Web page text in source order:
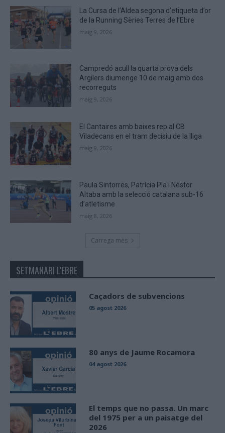
to
verify
that
you
La Cursa de l’Aldea segona d’etiqueta d’or
de la Running Sèries Terres de l’Ebre
maig 9, 2026
Campredó acull la quarta prova dels
Argilers diumenge 10 de maig amb dos
recorreguts
maig 9, 2026
El Cantaires amb baixes rep al CB
Viladecans en el tram decisiu de la lliga
maig 9, 2026
Paula Sintorres, Patrícia Pla i Néstor
Altaba amb la selecció catalana sub-16
d’atletisme
maig 8, 2026
Carrega més
SETMANARI L'EBRE
Caçadors de subvencions
05 agost 2026
80 anys de Jaume Rocamora
04 agost 2026
El temps que no passa. Un marc
del 1975 per a un paisatge del
2026